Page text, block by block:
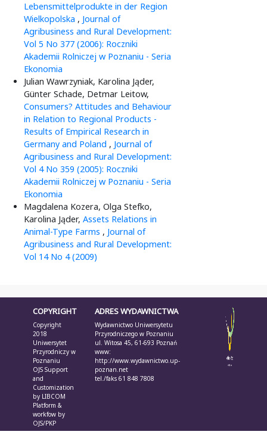
Lebensmittelprodukte in der Region
Wielkopolska , Journal of
Agribusiness and Rural Development:
Vol 5 No 377 (2006): Roczniki
Akademii Rolniczej w Poznaniu - Seria
Ekonomia
Julian Wawrzyniak, Karolina Jąder,
Günter Schade, Detmar Leitow,
Consumers? Attitudes and Behaviour
in Relation to Regional Products -
Results of Empirical Research in
Germany and Poland , Journal of
Agribusiness and Rural Development:
Vol 4 No 359 (2005): Roczniki
Akademii Rolniczej w Poznaniu - Seria
Ekonomia
Magdalena Kozera, Olga Stefko,
Karolina Jąder, Assets Relations in
Animal-Type Farms , Journal of
Agribusiness and Rural Development:
Vol 14 No 4 (2009)
COPYRIGHT
Copyright
2018
Uniwersytet
Przyrodniczy w
Poznaniu
OJS Support
and
Customization
by LIBCOM
Platform &
workfow by
OJS/PKP
ADRES WYDAWNICTWA
Wydawnictwo Uniwersytetu
Przyrodniczego w Poznaniu
ul. Witosa 45, 61-693 Poznań
www:
http://www.wydawnictwo.up-
poznan.net
tel./faks 61 848 7808